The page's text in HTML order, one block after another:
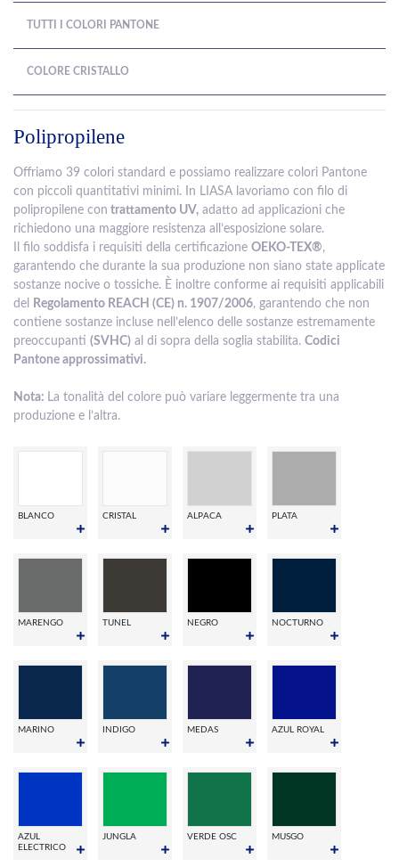
TUTTI I COLORI PANTONE
COLORE CRISTALLO
Polipropilene
Offriamo 39 colori standard e possiamo realizzare colori Pantone
con piccoli quantitativi minimi. In LIASA lavoriamo con filo di
polipropilene con trattamento UV, adatto ad applicazioni che
richiedono una maggiore resistenza all’esposizione solare.
Il filo soddisfa i requisiti della certificazione OEKO-TEX®,
garantendo che durante la sua produzione non siano state applicate
sostanze nocive o tossiche. È inoltre conforme ai requisiti applicabili
del
Regolamento REACH (CE) n. 1907/2006, garantendo che non
contiene sostanze incluse nell’elenco delle sostanze estremamente
preoccupanti (SVHC) al di sopra della soglia stabilita. Codici
Pantone approssimativi.
Nota: La tonalità del colore può variare leggermente tra una
produzione e l’altra.
BLANCO CRISTAL ALPACA PLATA
MARENGO TUNEL NEGRO NOCTURNO
MARINO INDIGO MEDAS AZUL ROYAL
AZUL
ELECTRICO
JUNGLA VERDE OSC MUSGO